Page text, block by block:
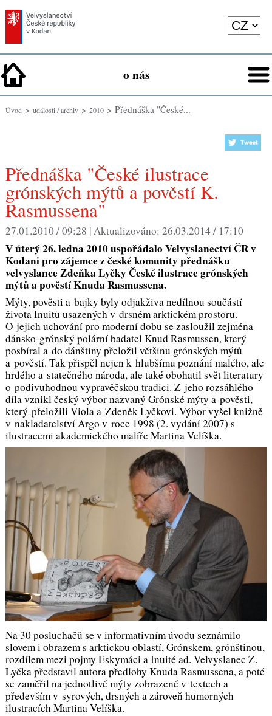
o nás
Úvod> události / archiv> 2010> Přednáška "České...
Přednáška "České ilustrace
grónských mýtů a pověstí K.
Rasmussena"
27.01.2010 / 09:28 |Aktualizováno: 26.03.2014 / 17:10
V úterý 26. ledna 2010 uspořádalo Velvyslanectví ČR v
Kodani pro zájemce z české komunity přednášku
velvyslance Zdeňka Lyčky České ilustrace grónských
mýtů a pověstí Knuda Rasmussena.
Mýty, pověsti a bajky byly odjakživa nedílnou součástí
života Inuitů usazených v drsném arktickém prostoru.
O jejich uchování pro moderní dobu se zasloužil zejména
dánsko‑grónský polární badatel Knud Rasmussen, který
posbíral a do dánštiny přeložil většinu grónských mýtů
a pověstí. Tak přispěl nejen k hlubšímu poznání malého, ale
hrdého a statečného národa, ale také obohatil svět literatury
o podivuhodnou vypravěčskou tradici. Z jeho rozsáhlého
díla vznikl český výbor nazvaný Grónské mýty a pověsti,
který přeložili Viola a Zdeněk Lyčkovi. Výbor vyšel knižně
v nakladatelství Argo v roce 1998 (2. vydání 2007) s
ilustracemi akademického malíře Martina Velíška.
Na 30 posluchačů se v informativním úvodu seznámilo
slovem i obrazem s arktickou oblastí, Grónskem, grónštinou,
rozdílem mezi pojmy EskymáciaInuitéad. Velvyslanec Z.
Lyčka představil autora předlohy Knuda Rasmussena, a poté
se zaměřil na jednotlivé mýty zobrazené v textech a
především v syrových, drsných a zároveň humorných
ilustracích Martina Velíška.